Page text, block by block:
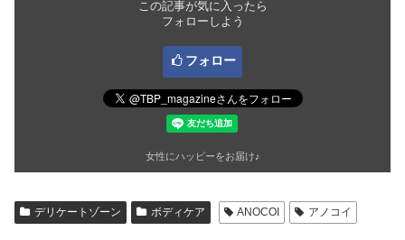
この記事が気に入ったら
フォローしよう
フォロー
女性にハッピーをお届け♪
デリケートゾーン ボディケア ANOCOI アノコイ